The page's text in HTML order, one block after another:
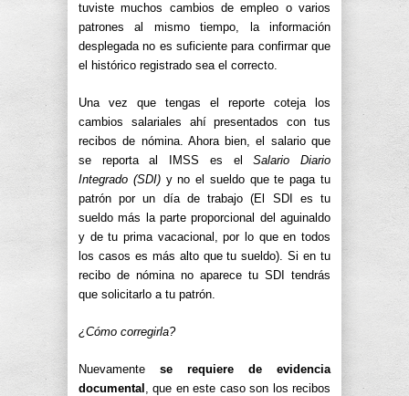
tuviste muchos cambios de empleo o varios
patrones al mismo tiempo, la información
desplegada no es suficiente para confirmar que
el histórico registrado sea el correcto.
Una vez que tengas el reporte coteja los
cambios salariales ahí presentados con tus
recibos de nómina. Ahora bien, el salario que
se reporta al IMSS es elSalario Diario
Integrado (SDI)y no el sueldo que te paga tu
patrón por un día de trabajo (El SDI es tu
sueldo más la parte proporcional del aguinaldo
y de tu prima vacacional, por lo que en todos
los casos es más alto que tu sueldo). Si en tu
recibo de nómina no aparece tu SDI tendrás
que solicitarlo a tu patrón.
¿Cómo corregirla?
Nuevamente se requiere de evidencia
documental , que en este caso son los recibos